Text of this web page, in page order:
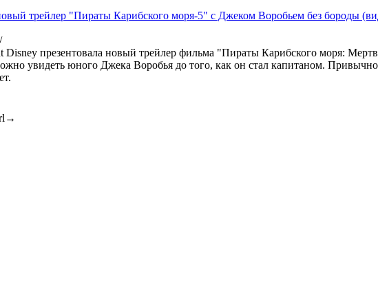
трейлер "Пираты Карибского моря-5" с Джеком Воробьем без бороды
Disney презентовала новый трейлер фильма "Пираты Карибского моря:
увидеть юного Джека Воробья до того, как он стал капитаном.
→